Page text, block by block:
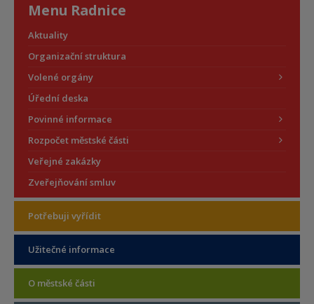
Menu Radnice
Aktuality
Organizační struktura
Volené orgány
Úřední deska
Povinné informace
Rozpočet městské části
Veřejné zakázky
Zveřejňování smluv
Potřebuji vyřídit
Užitečné informace
O městské části